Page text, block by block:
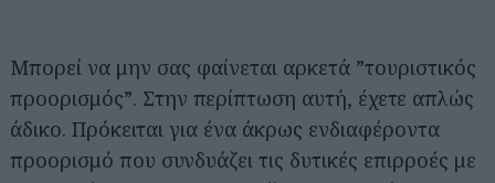
Μπορεί να μην σας φαίνεται αρκετά ”τουριστικός
προορισμός”. Στην περίπτωση αυτή, έχετε απλώς
άδικο. Πρόκειται για ένα άκρως ενδιαφέροντα
προορισμό που συνδυάζει τις δυτικές επιρροές με